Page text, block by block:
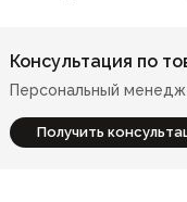
Консультация по
Персональный
Получить